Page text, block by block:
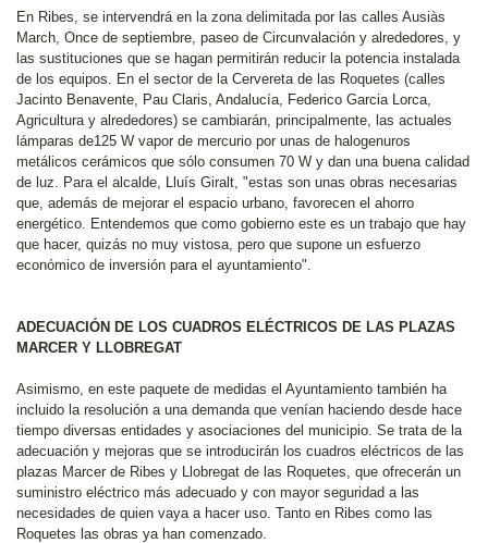
En Ribes, se intervendrá en la zona delimitada por las calles Ausiàs
March, Once de septiembre, paseo de Circunvalación y alrededores, y
las sustituciones que se hagan permitirán reducir la potencia instalada
de los equipos. En el sector de la Cervereta de las Roquetes (calles
Jacinto Benavente, Pau Claris, Andalucía, Federico Garcia Lorca,
Agricultura y alrededores) se cambiarán, principalmente, las actuales
lámparas de125 W vapor de mercurio por unas de halogenuros
metálicos cerámicos que sólo consumen 70 W y dan una buena calidad
de luz. Para el alcalde, Lluís Giralt, "estas son unas obras necesarias
que, además de mejorar el espacio urbano, favorecen el ahorro
energético. Entendemos que como gobierno este es un trabajo que hay
que hacer, quizás no muy vistosa, pero que supone un esfuerzo
económico de inversión para el ayuntamiento".
ADECUACIÓN DE LOS CUADROS ELÉCTRICOS DE LAS PLAZAS
MARCER Y LLOBREGAT
Asimismo, en este paquete de medidas el Ayuntamiento también ha
incluido la resolución a una demanda que venían haciendo desde hace
tiempo diversas entidades y asociaciones del municipio. Se trata de la
adecuación y mejoras que se introducirán los cuadros eléctricos de las
plazas Marcer de Ribes y Llobregat de las Roquetes, que ofrecerán un
suministro eléctrico más adecuado y con mayor seguridad a las
necesidades de quien vaya a hacer uso. Tanto en Ribes como las
Roquetes las obras ya han comenzado.